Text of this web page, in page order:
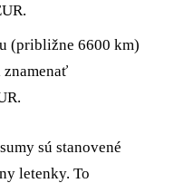
(približne 6600 km)
sú stanovené
letenky. To